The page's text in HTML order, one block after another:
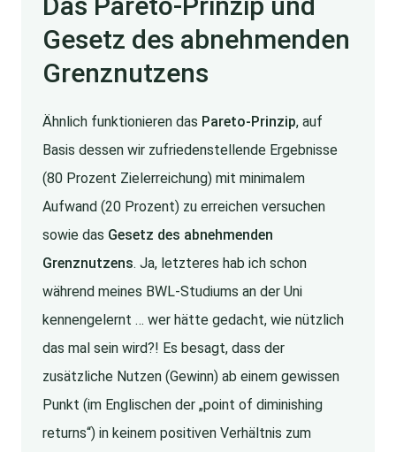
Gesetz des abnehmenden
Grenznutzens
Ähnlich funktionieren das Pareto-Prinzip, auf
Basis dessen wir zufriedenstellende Ergebnisse
(80 Prozent Zielerreichung) mit minimalem
Aufwand (20 Prozent) zu erreichen versuchen
sowie das Gesetz des abnehmenden
Grenznutzens. Ja, letzteres hab ich schon
während meines BWL-Studiums an der Uni
kennengelernt … wer hätte gedacht, wie nützlich
das mal sein wird?! Es besagt, dass der
zusätzliche Nutzen (Gewinn) ab einem gewissen
Punkt (im Englischen der „point of diminishing
returns“) in keinem positiven Verhältnis zum